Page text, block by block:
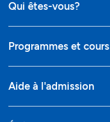
Qui êtes-vous?
Programmes et cours
Aide à l'admission